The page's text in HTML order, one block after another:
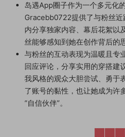
岛遇App圈子作为一个多元化
Gracebb0722提供了与粉丝
内分享独家内容、幕后花絮以
丝能够感知到她在创作背后的
与粉丝的互动表现为温暖且专
回应评论，分享实用的穿搭建
我风格的观众大胆尝试、勇于
了账号的黏性，也让她成为许
“自信伙伴”。